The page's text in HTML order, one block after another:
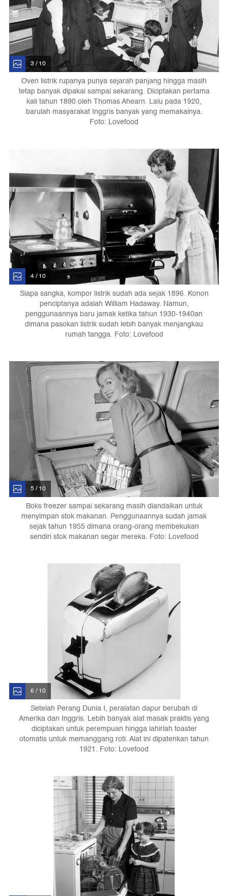
3 / 10
Oven listrik rupanya punya sejarah panjang hingga masih
tetap banyak dipakai sampai sekarang. Diciptakan pertama
kali tahun 1890 oleh Thomas Ahearn. Lalu pada 1920,
barulah masyarakat Inggris banyak yang memakainya.
Foto: Lovefood
4 / 10
Siapa sangka, kompor listrik sudah ada sejak 1896. Konon
penciptanya adalah William Hadaway. Namun,
penggunaannya baru jamak ketika tahun 1930-1940an
dimana pasokan listrik sudah lebih banyak menjangkau
rumah tangga. Foto: Lovefood
5 / 10
Boks freezer sampai sekarang masih diandalkan untuk
menyimpan stok makanan. Penggunaannya sudah jamak
sejak tahun 1955 dimana orang-orang membekukan
sendiri stok makanan segar mereka. Foto: Lovefood
6 / 10
Setelah Perang Dunia I, peralatan dapur berubah di
Amerika dan Inggris. Lebih banyak alat masak praktis yang
diciptakan untuk perempuan hingga lahirlah toaster
otomatis untuk memanggang roti. Alat ini dipatenkan tahun
1921. Foto: Lovefood